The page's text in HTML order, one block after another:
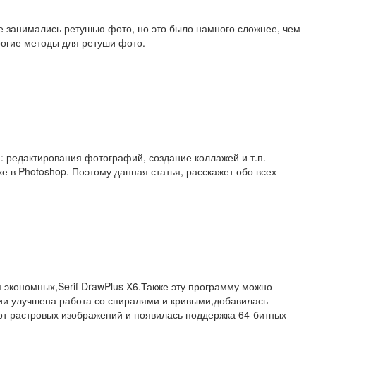
занимались ретушью фото, но это было намного сложнее, чем
методы для ретуши фото.
фотографий, создание коллажей и т.п.
Photoshop. Поэтому данная статья, расскажет обо всех
экономных,Serif DrawPlus X6.Также эту программу можно
улучшена работа со спиралями и кривыми,добавилась
растровых изображений и появилась поддержка 64-битных